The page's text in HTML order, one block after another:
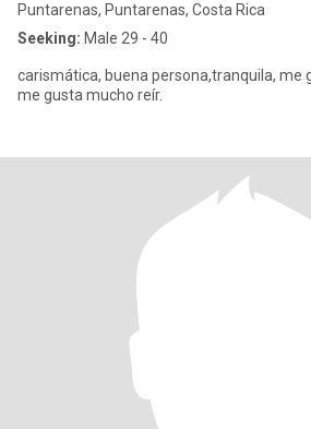
Puntarenas, Puntarenas, Costa Rica
Seeking: Male 29 - 40
carismática, buena persona,tranquila, me
me gusta mucho reír.